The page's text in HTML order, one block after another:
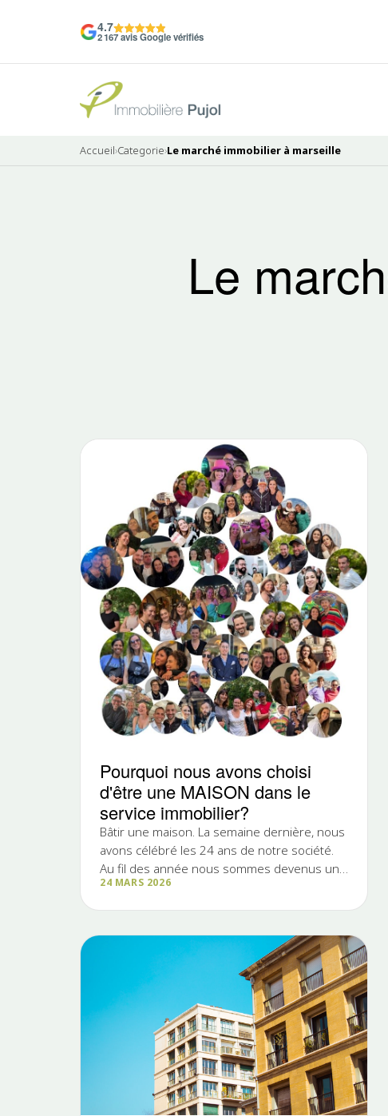
4.7
2 167 avis Google vérifiés
Accueil›Categorie›Le marché immobilier à marseille
Le
Pourquoi nous avons choisi
d'être une MAISON dans le
service immobilier?
Bâtir une maison. La semaine dernière, nous
avons célébré les 24 ans de notre société.
Au fil des année nous sommes devenus une
MAISON avec toute la symbolique...
24 MARS 2026